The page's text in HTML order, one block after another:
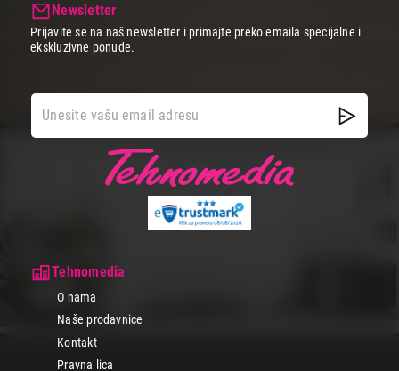
Tehnomedia
O nama
Naše prodavnice
Kontakt
Pravna lica
Newsletter
Prijavite se na naš newsletter i primajte preko emaila specijalne i
ekskluzivne ponude.